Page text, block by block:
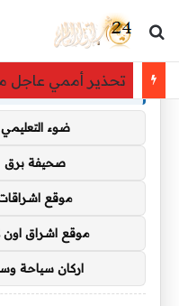
بحث عن
تحذير أممي عاجل من إيبولا في
توصيات :
باقة متميزة VIP (كود: AA35872):
ضوء التعليمي
صحيفة برق
موقع
موقع اشراق اون
اركان سياحة